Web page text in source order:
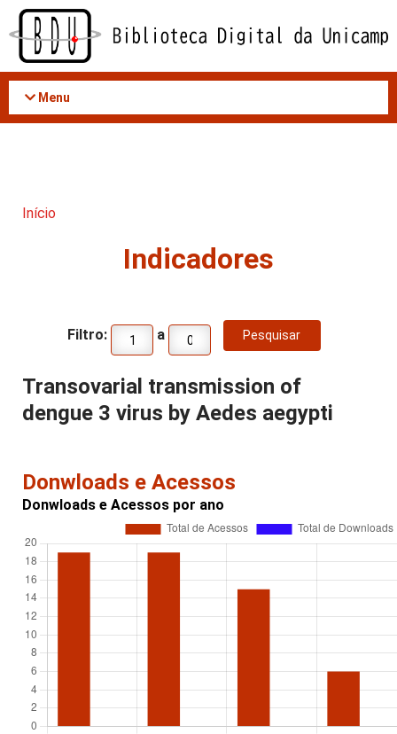
Acessar
conteúdo
Menu
Início
Indicadores
Filtro: a
Transovarial transmission of
dengue 3 virus by Aedes aegypti
Donwloads e Acessos
Donwloads e Acessos por ano